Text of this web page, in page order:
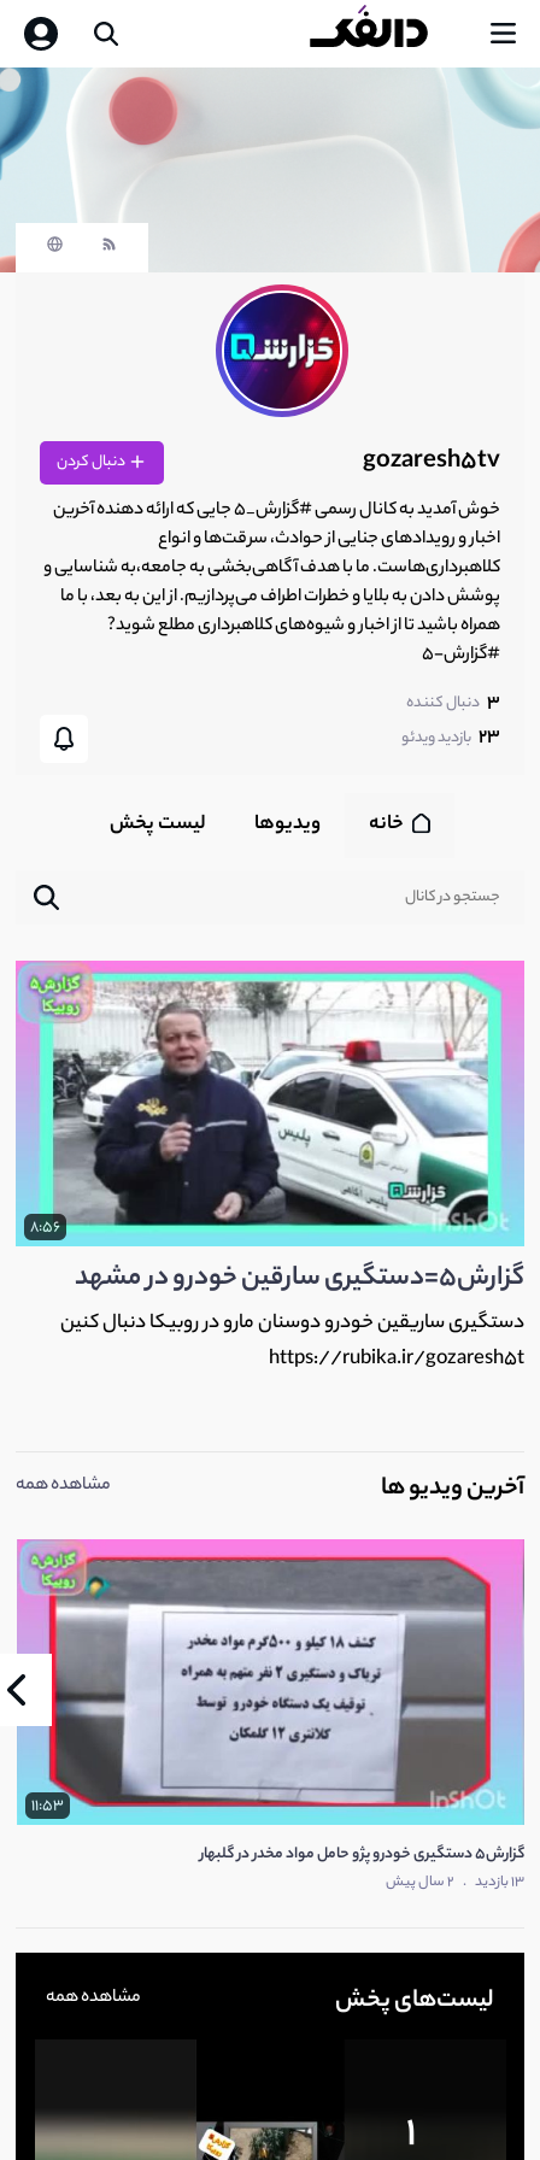
gozaresh5tv دنبال کردن
خوش آمدید به کانال رسمی #گزارش_۵ جایی که ارائه دهنده آخرین
اخبار و رویدادهای جنایی از حوادث، سرقت‌ها و انواع
کلاهبرداری‌هاست. ما با هدف آگاهی‌بخشی به جامعه،به شناسایی و
پوشش دادن به بلایا و خطرات اطراف می‌پردازیم. از این به بعد، با ما
همراه باشید تا از اخبار و شیوه‌های کلاهبرداری مطلع شوید?
#گزارش-5
3 دنبال کننده
23 بازدید ویدئو
خانه ویدیوها لیست پخش‌
8:56
گزارش5=دستگیری سارقین خودرو در مشهد
دستگیری ساریقین خودرو دوسنان مارو در روبیکا دنبال کنین
https://rubika.ir/gozaresh5t
آخرین ویدیو ها مشاهده همه
11:53
گزارش5 دستگیری خودرو پژو حامل مواد مخدر در گلبهار
13 بازدید . 2 سال پیش
لیست‌های پخش مشاهده همه
1